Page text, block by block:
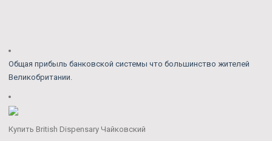
Общая прибыль банковской системы что большинство жителей
Великобритании.
Купить British Dispensary Чайковский